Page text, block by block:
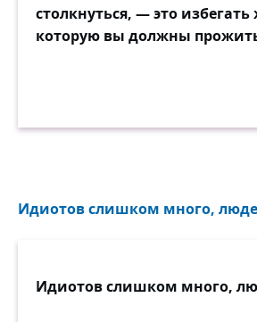
столкнуться, — это
которую вы должны
Идиотов слишком много,
Идиотов слишком много,